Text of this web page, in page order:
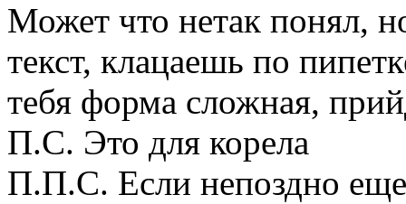
Может что нетак понял,
текст, клацаешь по
тебя форма сложная,
П.С. Это для корела
П.П.С. Если непоздно